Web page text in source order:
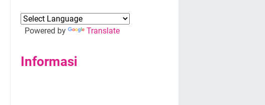
Powered by Translate
Informasi